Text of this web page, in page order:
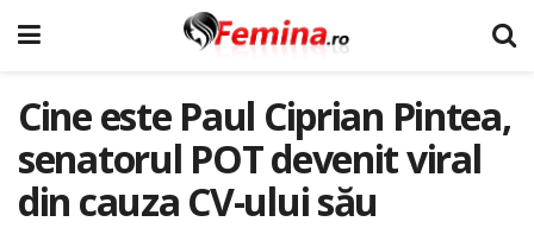
Cine este Paul Ciprian Pintea,
senatorul POT devenit viral
din cauza CV-ului său